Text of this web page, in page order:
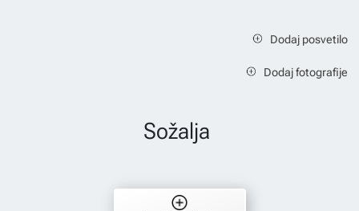
Dodaj posvetilo
Dodaj fotografije
Sožalja